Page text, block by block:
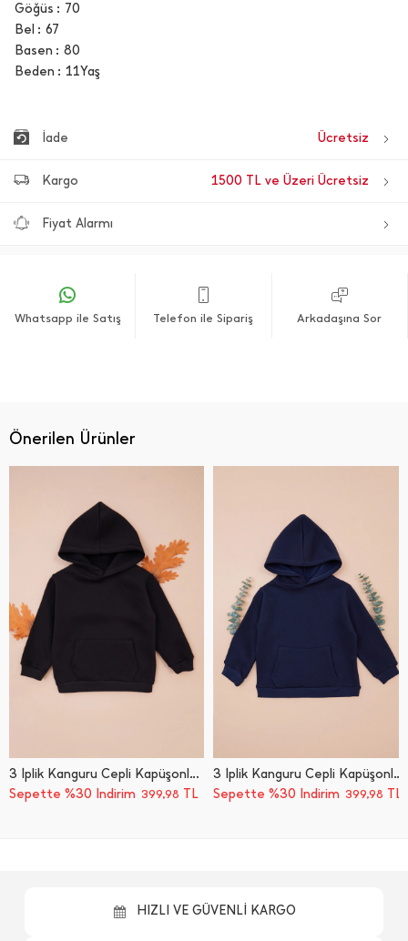
Göğüs
70
Bel
67
Basen
80
Beden
11Yaş
İade Ücretsiz
Kargo 1500 TL ve Üzeri Ücretsiz
Fiyat Alarmı
Whatsapp ile Satış Telefon ile Sipariş Arkadaşına Sor
Önerilen Ürünler
3 İ̇plik Kanguru Cepli Kapüşonlu Unisex Çocuk Sweatshirt
Sepette %30 İndirim 399,98 TL
3 İ̇plik Kanguru Cepli Kapüşonlu Unisex Çocuk Sweatshirt
Sepette %30 İndirim 399,98 TL
HIZLI VE GÜVENLİ KARGO